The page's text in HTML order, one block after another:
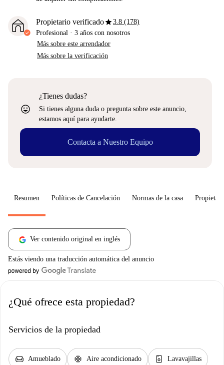
Propietario verificadostar3.8 (178)
Profesional · 3 años con nosotros
Más sobre este arrendador
Más sobre la verificación
sentiment_very_satisfied
¿Tienes dudas?
Si tienes alguna duda o pregunta sobre este anuncio,
estamos aquí para ayudarte.
Contacta a Nuestro Equipo
Resumen Políticas de Cancelación Normas de la casa
Ver contenido original en inglés
Estás viendo una traducción automática del anuncio
¿Qué ofrece esta propiedad?
Servicios de la propiedad
chair Amueblado ac_unit Aire acondicionado dishwasher_gen Lavavajillas